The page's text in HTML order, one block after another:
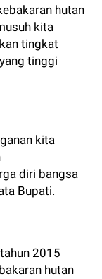
hutan
kita
tingkat
tinggi
kita
diri bangsa
Bupati.
2015
hutan